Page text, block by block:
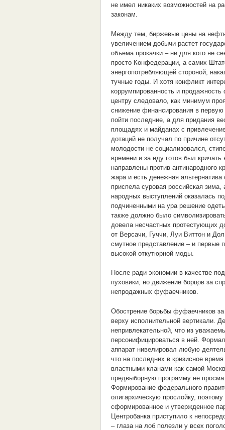
не имел никаких возможностей на
законам.
Между тем, биржевые цены на
увеличением добычи растет
объема прокачки – ни для кого не
просто Конфедерации, а самих
энергопотребляющей стороной,
тучные годы. И хотя конфликт
коррумпированность и
центру следовало, как минимум
снижение финансирования в
пойти последние, а для придания
площадях и майданах с
дотаций не получал по причине
молодости не социализовался,
времени и за еду готов был
направлены против антинародного
жара и есть денежная
приспела суровая российская
народных выступлений оказалась
подчиненными на ура решение
также должно было
довела несчастных протестующих
от Версачи, Гуччи, Луи Виттон и
смутное представление – и
высокой откутюрной моды.
После ради экономии в качестве
пуховики, но движение борцов за
непродажных фуфаечников.
Обострение борьбы фуфаечников за
верху исполнительной вертикали.
непривлекательной, что из
персонифицироваться в ней.
аппарат нивелировал любую
что на последних в кризисное
властными кланами как самой
предвыборную программу не
Формирование федерального
олигархическую прослойку,
сформированное и утвержденное
Центробанка приступило к
– глаза на лоб полезли у всех